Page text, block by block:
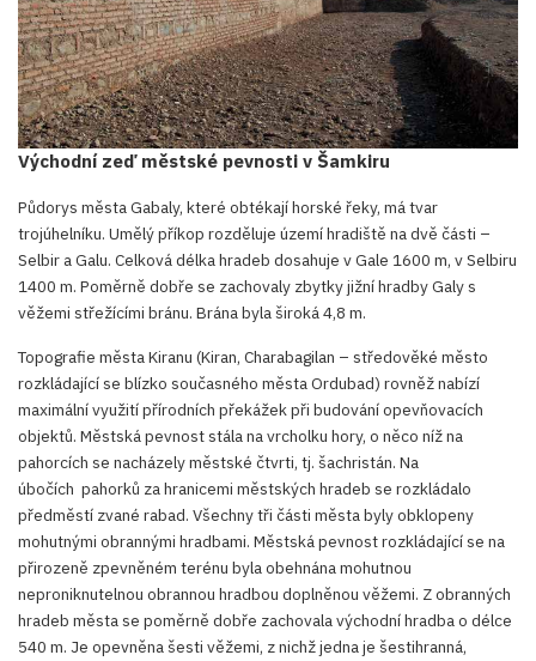
Východní zeď městské pevnosti v Šamkiru
Půdorys města Gabaly, které obtékají horské řeky, má tvar
trojúhelníku. Umělý příkop rozděluje území hradiště na dvě části –
Selbir a Galu. Celková délka hradeb dosahuje v Gale 1600 m, v Selbiru
1400 m. Poměrně dobře se zachovaly zbytky jižní hradby Galy s
věžemi střežícími bránu. Brána byla široká 4,8 m.
Topografie města Kiranu (Kiran, Charabagilan – středověké město
rozkládající se blízko současného města Ordubad) rovněž nabízí
maximální využití přírodních překážek při budování opevňovacích
objektů. Městská pevnost stála na vrcholku hory, o něco níž na
pahorcích se nacházely městské čtvrti, tj. šachristán. Na
úbočích pahorků za hranicemi městských hradeb se rozkládalo
předměstí zvané rabad. Všechny tři části města byly obklopeny
mohutnými obrannými hradbami. Městská pevnost rozkládající se na
přirozeně zpevněném terénu byla obehnána mohutnou
neproniknutelnou obrannou hradbou doplněnou věžemi. Z obranných
hradeb města se poměrně dobře zachovala východní hradba o délce
540 m. Je opevněna šesti věžemi, z nichž jedna je šestihranná,